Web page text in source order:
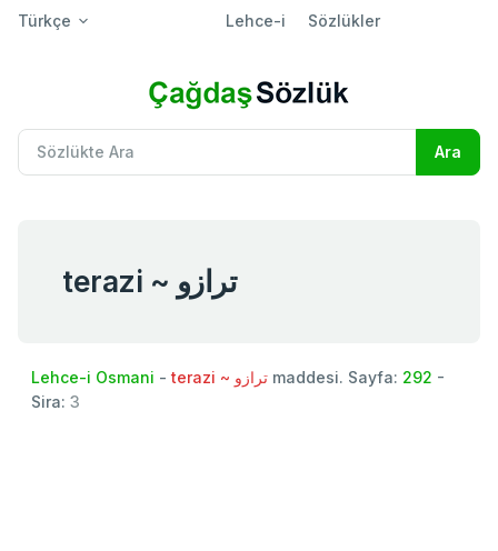
Türkçe Lehce-i Sözlükler
terazi ~ ترازو
Lehce-i Osmani - terazi ~ ترازو maddesi. Sayfa: 292 -
Sira: 3